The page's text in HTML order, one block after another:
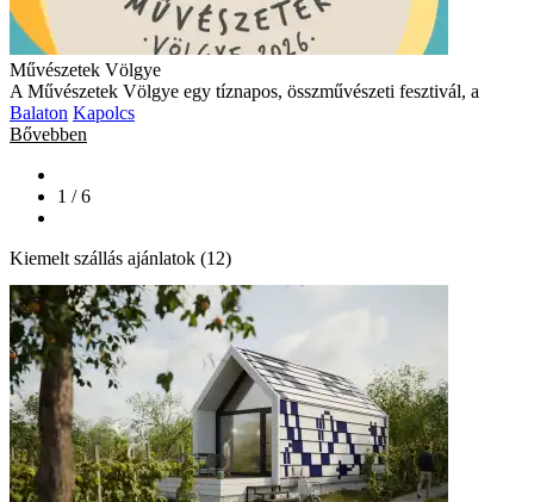
Művészetek Völgye
A Művészetek Völgye egy tíznapos, összművészeti fesztivál, a
Balaton Kapolcs
Bővebben
1 / 6
Kiemelt szállás ajánlatok (12)